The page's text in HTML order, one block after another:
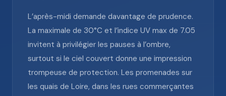
L’après-midi demande davantage de prudence.
La maximale de 30°C et l’indice UV max de 7.05
invitent à privilégier les pauses à l’ombre,
surtout si le ciel couvert donne une impression
trompeuse de protection. Les promenades sur
les quais de Loire, dans les rues commerçantes